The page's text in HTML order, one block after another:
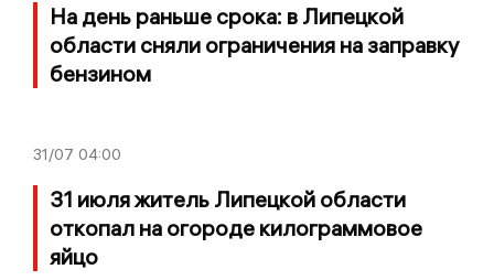
На день раньше срока: в Липецкой
области сняли ограничения на заправку
бензином
31/07 04:00
31 июля житель Липецкой области
откопал на огороде килограммовое
яйцо